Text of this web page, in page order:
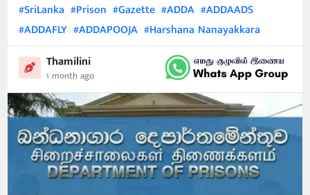
#SriLanka #Prison #Gazette #ADDA #ADDAADS
#ADDAFLY #ADDAPOOJA #Harshana Nanayakkara
Thamilini
1 month ago